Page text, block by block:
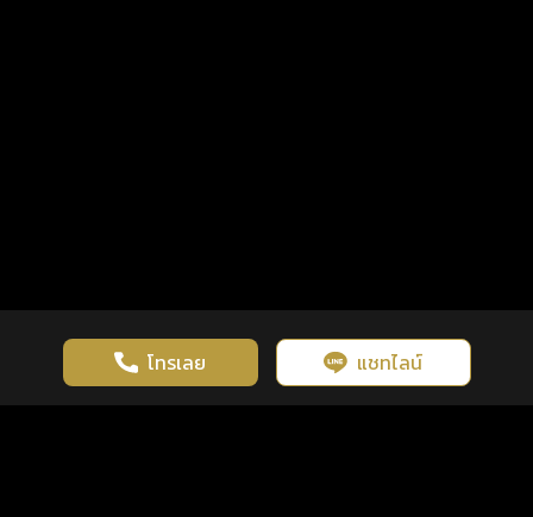
โทรเลย แชทไลน์
เว็บไซต์นี้มีการใช้งานคุกกี้ เพื่อเพิ่มประสิทธิภาพและประสบการณ์ที่ดี
ในการใช้งานเว็บไซต์ นโยบายความเป็นส่วนตัว
รู้ก่อน พร้อมกว่า ทุกจังหวะชีวิต คลิกดูดวงฟรี